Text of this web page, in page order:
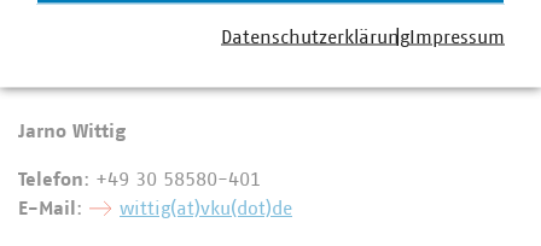
Jarno Wittig
Telefon: +49 30 58580-401
E-Mail : wittig(at)vku(dot)de
DatenschutzerklärungImpressum